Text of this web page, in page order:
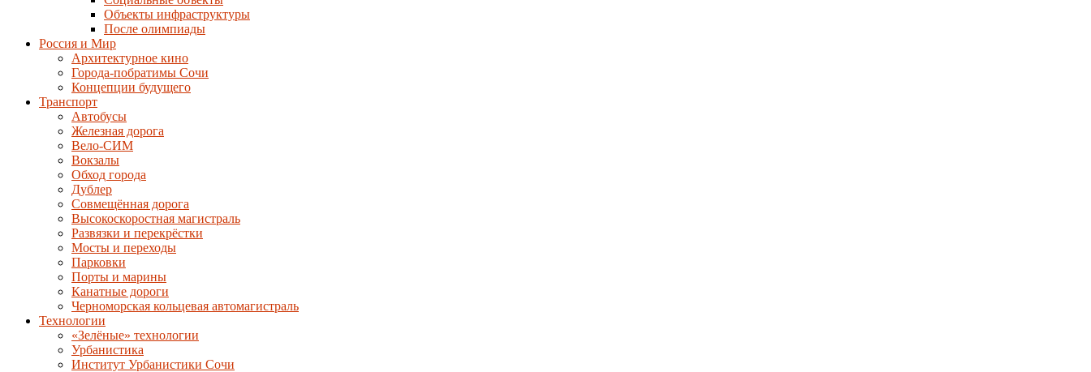
Объекты инфраструктуры
После олимпиады
Россия и Мир
Архитектурное кино
Города-побратимы Сочи
Концепции будущего
Транспорт
Автобусы
Железная дорога
Вело-СИМ
Вокзалы
Обход города
Дублер
Совмещённая дорога
Высокоскоростная магистраль
Развязки и перекрёстки
Мосты и переходы
Парковки
Порты и марины
Канатные дороги
Черноморская кольцевая автомагистраль
Технологии
«Зелёные» технологии
Урбанистика
Институт Урбанистики Сочи